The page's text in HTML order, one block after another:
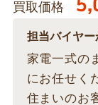
買取価格
担当バイヤー
家電一式の
にお任せく
住まいのお